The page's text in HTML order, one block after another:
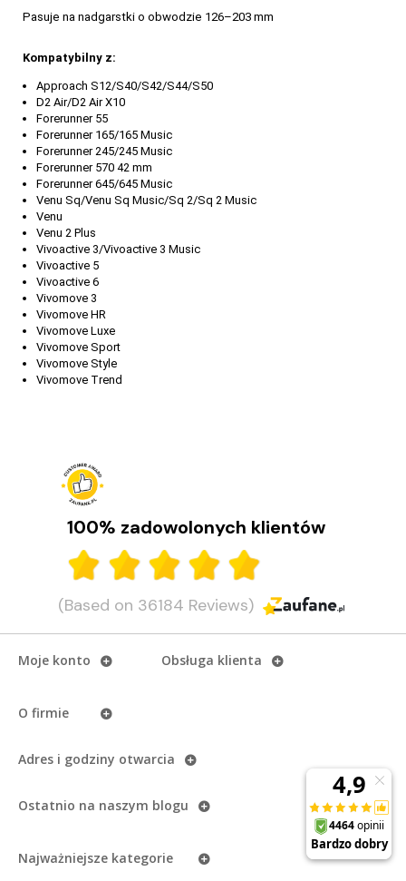
Pasuje na nadgarstki o obwodzie 126–203 mm
Kompatybilny z:
Approach S12/S40/S42/S44/S50
D2 Air/D2 Air X10
Forerunner 55
Forerunner 165/165 Music
Forerunner 245/245 Music
Forerunner 570 42 mm
Forerunner 645/645 Music
Venu Sq/Venu Sq Music/Sq 2/Sq 2 Music
Venu
Venu 2 Plus
Vivoactive 3/Vivoactive 3 Music
Vivoactive 5
Vivoactive 6
Vivomove 3
Vivomove HR
Vivomove Luxe
Vivomove Sport
Vivomove Style
Vivomove Trend
100% zadowolonych klientów
(Based on 36184 Reviews)
Moje konto
O firmie
Obsługa klienta
Adres i godziny otwarcia
Ostatnio na naszym blogu
Najważniejsze kategorie